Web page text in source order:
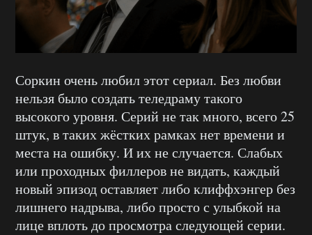
Соркин очень любил этот сериал. Без любви
нельзя было создать теледраму такого
высокого уровня. Серий не так много, всего 25
штук, в таких жёстких рамках нет времени и
места на ошибку. И их не случается. Слабых
или проходных филлеров не видать, каждый
новый эпизод оставляет либо клиффхэнгер без
лишнего надрыва, либо просто с улыбкой на
лице вплоть до просмотра следующей серии.